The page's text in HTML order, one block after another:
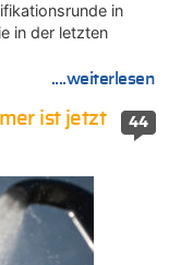
in
in der letzten
....weiterlesen
44
ist jetzt